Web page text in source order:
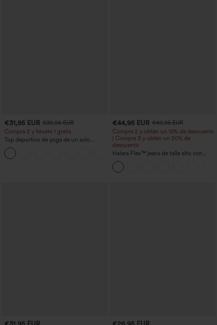
€31,95 EUR €35,95 EUR
Compra 2 y llévate 1 gratis
Top deportivo de yoga de un solo
hombro, manga larga con agujero para
el pulgar, dobladillo curvo estilo high-
low (frente más corto, espalda más
+3
€44,95 EUR €49,95 EUR
Compra 2 y obtén un 10% de descuento
| Compra 3 y obtén un 20% de
descuento
Halara Flex™ jeans de talle alto con
bolsillos, dobladillo enrollado, pierna
ancha y efecto lavado, estilo casual